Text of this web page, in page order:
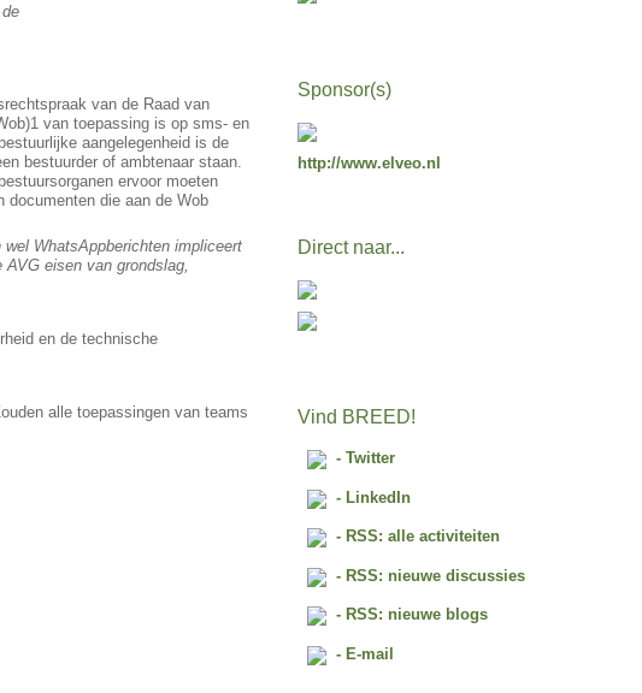
van de Raad van
van toepassing is op sms- en
aangelegenheid is de
bestuurder of ambtenaar staan.
ervoor moeten
documenten die aan de Wob
WhatsAppberichten impliceert
eisen van grondslag,
en de technische
alle toepassingen van teams
Sponsor(s)
http://www.elveo.nl
Direct naar...
Vind BREED!
- Twitter
- LinkedIn
- RSS: alle activiteiten
- RSS: nieuwe discussies
- RSS: nieuwe blogs
- E-mail